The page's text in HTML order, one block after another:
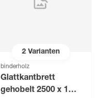
2Varianten
binderholz
Glattkantbrett
gehobelt 2500 x 100